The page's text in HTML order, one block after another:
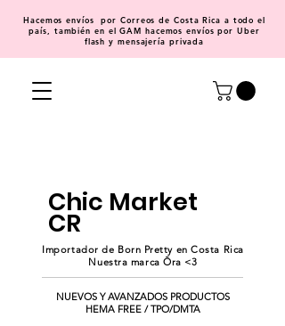
Hacemosenvíos por Correos de Costa Rica a todo el
país, también en el GAM hacemos envíos por Uber
flash y mensajería privada
Chic Market
CR
Importador de Born Pretty en Costa Rica
Nuestra marca Ōra <3
NUEVOS Y AVANZADOS PRODUCTOS
HEMA FREE / TPO/DMTA